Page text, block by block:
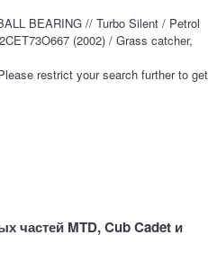
BEARING // Turbo Silent / Petrol
(2002) / Grass catcher,
restrict your search further to get
частей MTD, Cub Cadet и